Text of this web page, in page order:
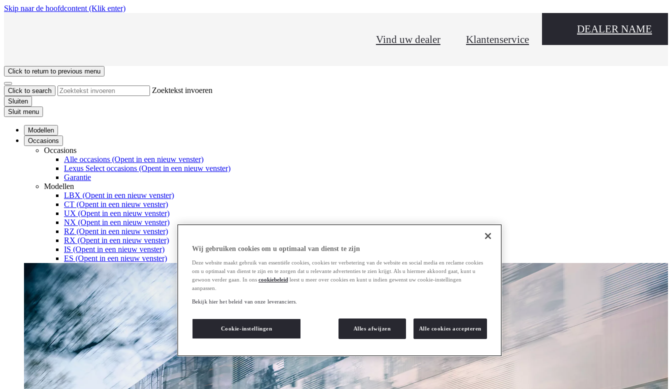
Skip naar de hoofdcontent (Klik enter)
Vind uw dealer Klantenservice
DEALER NAME
Click to return to previous menu
Click to search Zoektekst invoeren
Sluiten
Sluit menu
Modellen
Occasions
Occasions
Alle occasions (Opent in een nieuw venster)
Lexus Select occasions (Opent in een nieuw venster)
Garantie
Modellen
LBX (Opent in een nieuw venster)
CT (Opent in een nieuw venster)
UX (Opent in een nieuw venster)
NX (Opent in een nieuw venster)
RZ (Opent in een nieuw venster)
RX (Opent in een nieuw venster)
IS (Opent in een nieuw venster)
ES (Opent in een nieuw venster)
Wij gebruiken cookies om u optimaal van dienst te zijn
Deze website maakt gebruik van essentiële cookies, cookies ter verbetering van de website en social media en reclame cookies
om u optimaal van dienst te zijn en te zorgen dat u relevante advertenties te zien krijgt. Als u hiermee akkoord gaat, kunt u
gewoon verder gaan. In ons cookiebeleid leest u meer over cookies en kunt u indien gewenst uw cookie-instellingen
aanpassen.
Bekijk hier het beleid van onze leveranciers.
Cookie-instellingen Alles afwijzen Alle cookies accepteren